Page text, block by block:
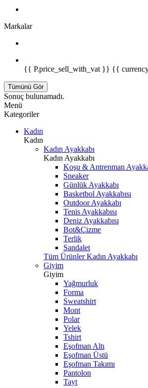
Markalar
{{ P.price_sell_with_vat }} {{
Tümünü Gör
Sonuç bulunamadı.
Menü
Kategoriler
Kadın
Kadın
Kadın Ayakkabı
Kadın Ayakkabı
Koşu & Antrenman
Sneaker
Günlük Ayakkabı
Basketbol Ayakkabısı
Outdoor Ayakkabı
Tenis Ayakkabısı
Deniz Ayakkabısı
Bot&Çizme
Terlik
Sandalet
Tüm Ürünler Kadın Ayakkabı
Giyim
Giyim
Yağmurluk
Forma
Sweatshirt
Mont
Polar
Yelek
Tshirt
Eşofman Altı
Eşofman Üstü
Eşofman Takımı
Pantolon
Tayt